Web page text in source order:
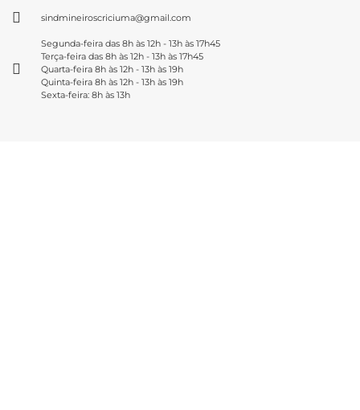
sindmineiroscriciuma@gmail.com
Segunda-feira das 8h às 12h - 13h às 17h45
Terça-feira das 8h às 12h - 13h às 17h45
Quarta-feira 8h às 12h - 13h às 19h
Quinta-feira 8h às 12h - 13h às 19h
Sexta-feira: 8h às 13h